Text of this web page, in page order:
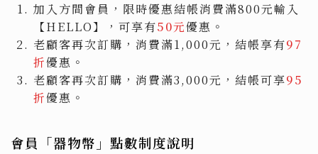
加入方間會員，限時優惠結帳消費滿800元輸入
【HELLO】，可享有50元優惠。
老顧客再次訂購，消費滿1,000元，結帳享有97
折優惠。
老顧客再次訂購，消費滿3,000元，結帳可享95
折優惠。
會員「器物幣」點數制度說明